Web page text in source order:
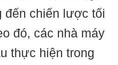
đến chiến lược tối
đó, các nhà máy
thực hiện trong